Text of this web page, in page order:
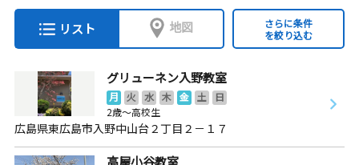
リスト 地図
さらに条件
を絞り込む
グリューネン入野教室
月 火 水 木 金 土
日
2歳～高校生
広島県東広島市入野中山台２丁目２－１７
高屋小谷教室